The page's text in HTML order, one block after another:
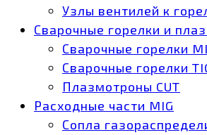
Узлы вентилей к
Сварочные горелки и
Сварочные горелки
Сварочные горелки
Плазмотроны CUT
Расходные части MIG
Сопла